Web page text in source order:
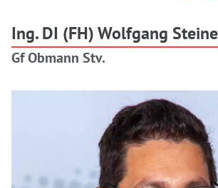
Ing. DI (FH) Wolfgang
Gf Obmann Stv.